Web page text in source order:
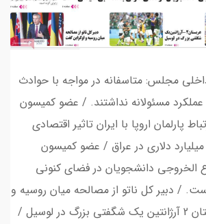
مجلس: متاسفانه در مواجه با حوادث
مسئولانه نداشتند. / عضو کمیسون
پارلمان اروپا با ایران تاثیر اقتصادی
ندارد! / اختلاس 2/5 میلیارد دلاری در عراق / عضو کمیسون
دانشجویان در فضای کنونی
/ دبیر کل ناتو از مصالحه میان روسیه و
اوکراین گفت / عربستان 2 آرژانتین یک شگفتی بزرگ در لوسیل /